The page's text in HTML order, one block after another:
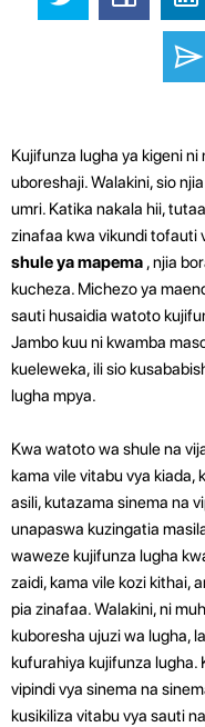
Kujifunza lugha ya kigeni
uboreshaji. Walakini, sio
umri. Katika nakala hii,
zinafaa kwa vikundi tofauti
shule ya mapema , njia
kucheza. Michezo ya
sauti husaidia watoto
Jambo kuu ni kwamba
kueleweka, ili sio
lugha mpya.
Kwa watoto wa shule na
kama vile vitabu vya kiada,
asili, kutazama sinema na
unapaswa kuzingatia
waweze kujifunza lugha
zaidi, kama vile kozi kithai,
pia zinafaa. Walakini, ni
kuboresha ujuzi wa lugha,
kufurahiya kujifunza lugha.
vipindi vya sinema na
kusikiliza vitabu vya sauti